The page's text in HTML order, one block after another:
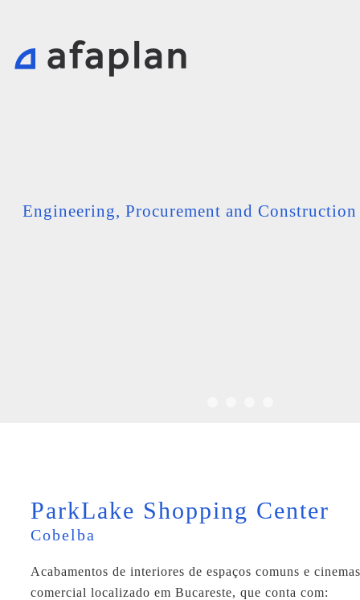
Engineering, Procurement and Construction
ParkLake Shopping Center
Cobelba
Acabamentos de interiores de espaços comuns e
comercial localizado em Bucareste, que conta com: